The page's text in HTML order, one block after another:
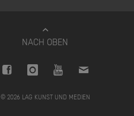
NACH OBEN
© 2026 LAG KUNST UND MEDIEN